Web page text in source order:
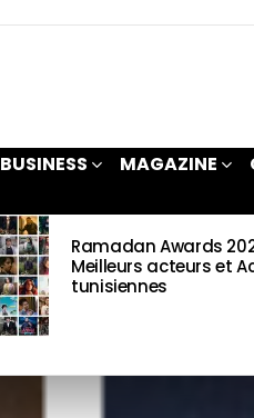
BUSINESS MAGAZINE
Ramadan Awards
Meilleurs acteurs et
tunisiennes